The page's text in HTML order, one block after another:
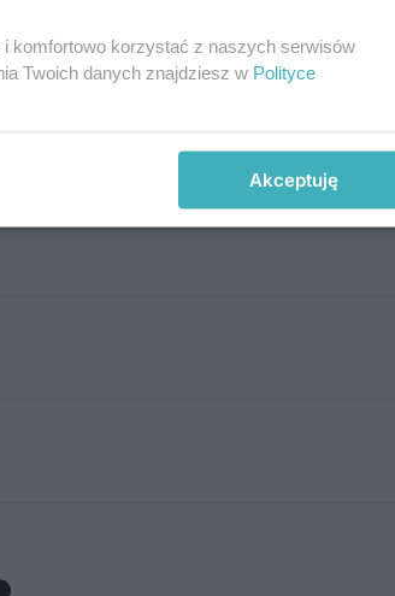
komfortowo korzystać z naszych serwisów
Twoich danych znajdziesz w Polityce
Akceptuję